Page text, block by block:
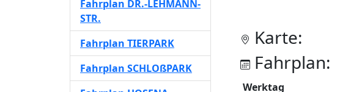
Karte:
Fahrplan:
Werktag
Fahrplan DR.-LEHMANN-
STR.
Fahrplan TIERPARK
Fahrplan SCHLOßPARK